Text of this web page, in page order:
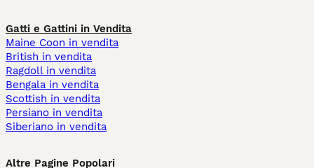
Gatti e Gattini in Vendita
Maine Coon in vendita
British in vendita
Ragdoll in vendita
Bengala in vendita
Scottish in vendita
Persiano in vendita
Siberiano in vendita
Altre Pagine Popolari